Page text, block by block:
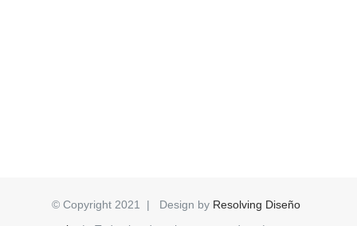
© Copyright 2021 | Design by Resolving Diseño